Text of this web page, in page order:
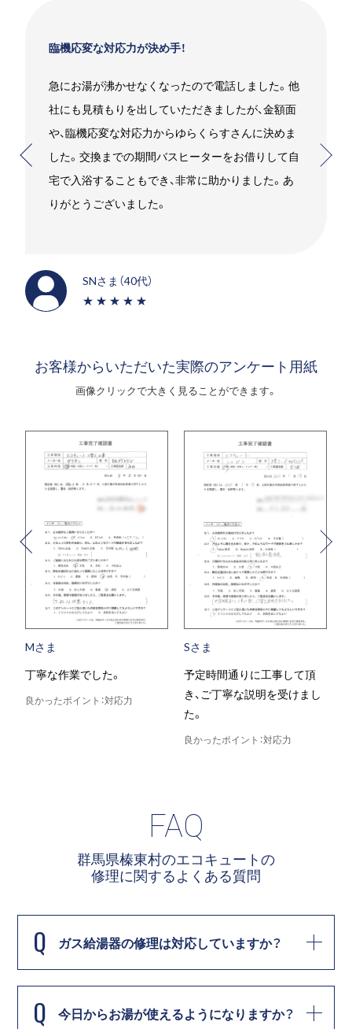
臨機応変な対応力が決め手！
急にお湯が沸かせなくなったので電話しました。他
社にも見積もりを出していただきましたが、金額面
や、臨機応変な対応力からゆらくらすさんに決めま
した。交換までの期間バスヒーターをお借りして自
宅で入浴することもでき、非常に助かりました。あ
りがとうございました。
SNさま（40代）
★★★★★
お客様からいただいた実際のアンケート用紙
画像クリックで大きく見ることができます。
Mさま
丁寧な作業でした。
良かったポイント：対応力
Sさま
予定時間通りに工事して頂
き、ご丁寧な説明を受けまし
た。
良かったポイント：対応力
FAQ
群馬県榛東村のエコキュートの
修理に関するよくある質問
Q ガス給湯器の修理は対応していますか？
Q 今日からお湯が使えるようになりますか？